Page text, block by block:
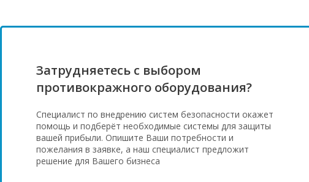
Затрудняетесь с выбором
противокражного оборудования?
Специалист по внедрению систем безопасности окажет
помощь и подберёт необходимые системы для защиты
вашей прибыли. Опишите Ваши потребности и
пожелания в заявке, а наш специалист предложит
решение для Вашего бизнеса